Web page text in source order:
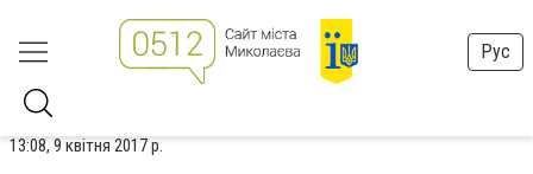
Рус
13:08, 9 квітня 2017 р.